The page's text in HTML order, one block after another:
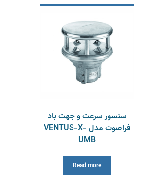
سنسور سرعت و جهت باد
فراصوت مدل VENTUS-X-
UMB
Read more